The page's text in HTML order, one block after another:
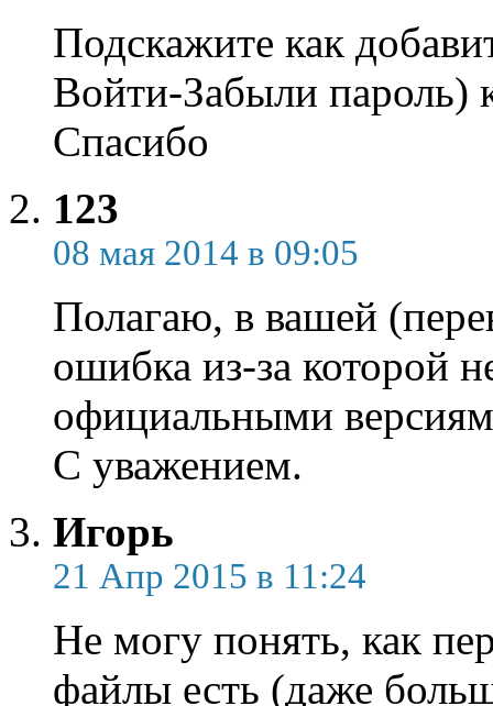
Подскажите как
Войти-Забыли пароль)
Спасибо
123
08 мая 2014 в 09:05
Полагаю, в вашей
ошибка из-за которой
официальными
С уважением.
Игорь
21 Апр 2015 в 11:24
Не могу понять, как
файлы есть (даже